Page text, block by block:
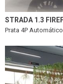
STRADA 1.3
Prata 4P Automático